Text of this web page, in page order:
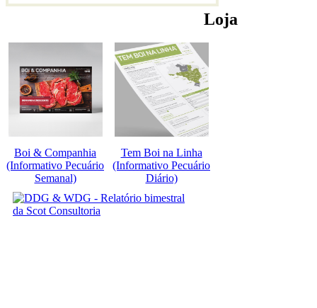
Loja
Boi & Companhia
(Informativo Pecuário
Semanal)
Tem Boi na Linha
(Informativo Pecuário
Diário)